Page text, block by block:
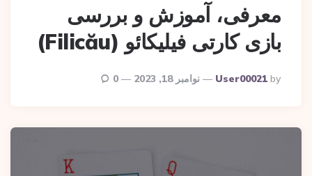
معرفی، آموزش و بررسی
بازی کارتی فیلیکائو (Filicău)
Posted
By
By
User00021 نوامبر 18, 2023 0